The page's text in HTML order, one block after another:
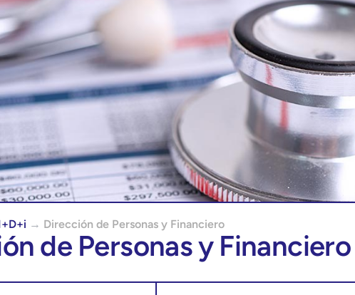
→ Dirección de Personas y Financiero
de Personas y Financiero